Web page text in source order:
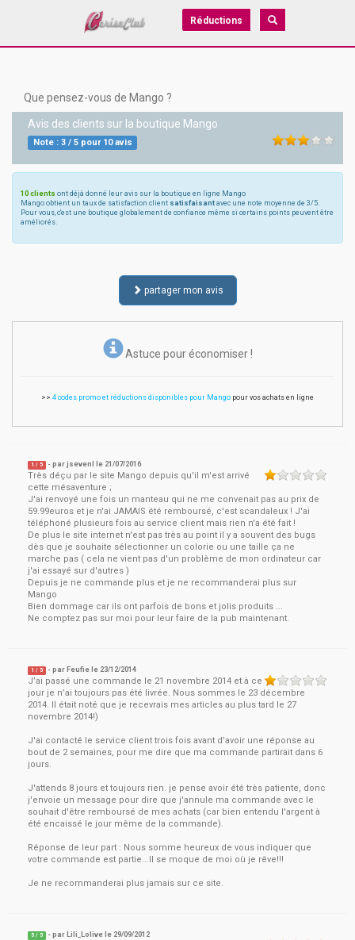
Réductions
Que pensez-vous de Mango ?
Avis des clients sur la boutique Mango
Note : 3/ 5pour 10avis
10 clients ont déjà donné leur avis sur la boutique en ligne Mango
Mango obtient un taux de satisfaction client satisfaisant avec une note moyenne de 3/5.
Pour vous, c'est une boutique globalement de confiance même si certains points peuvent être
améliorés.
partager mon avis
Astuce pour économiser !
>> 4 codes promo et réductions disponibles pour Mango pour vos achats en ligne
1 / 5 - parjsevenl le 21/07/2016
Très déçu par le site Mango depuis qu'il m'est arrivé
cette mésaventure ;
J'ai renvoyé une fois un manteau qui ne me convenait pas au prix de
59.99euros et je n'ai JAMAIS été remboursé, c'est scandaleux ! J'ai
téléphoné plusieurs fois au service client mais rien n'a été fait !
De plus le site internet n'est pas très au point il y a souvent des bugs
dès que je souhaite sélectionner un colorie ou une taille ça ne
marche pas ( cela ne vient pas d'un problème de mon ordinateur car
j'ai essayé sur d'autres )
Depuis je ne commande plus et je ne recommanderai plus sur
Mango
Bien dommage car ils ont parfois de bons et jolis produits ...
Ne comptez pas sur moi pour leur faire de la pub maintenant.
1 / 5 - par Feufie le 23/12/2014
J’ai passé une commande le 21 novembre 2014 et à ce
jour je n’ai toujours pas été livrée. Nous sommes le 23 décembre
2014. Il était noté que je recevrais mes articles au plus tard le 27
novembre 2014!)
J'ai contacté le service client trois fois avant d'avoir une réponse au
bout de 2 semaines, pour me dire que ma commande partirait dans 6
jours.
J'attends 8 jours et toujours rien. je pense avoir été très patiente, donc
j'envoie un message pour dire que j'annule ma commande avec le
souhait d'être remboursé de mes achats (car bien entendu l'argent à
été encaissé le jour même de la commande).
Réponse de leur part : Nous somme heureux de vous indiquer que
votre commande est partie...Il se moque de moi où je rêve!!!
Je ne recommanderai plus jamais sur ce site.
5 / 5 - par Lili_Lolive le 29/09/2012